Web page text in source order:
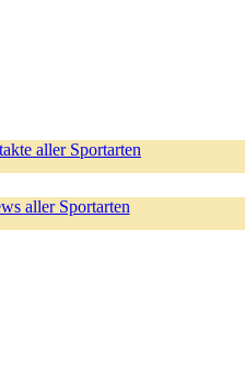
aller Sportarten
aller Sportarten